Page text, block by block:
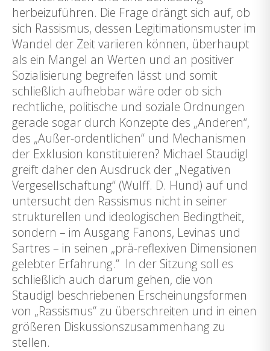
herbeizuführen. Die Frage drängt sich auf, ob
sich Rassismus, dessen Legitimationsmuster im
Wandel der Zeit variieren können, überhaupt
als ein Mangel an Werten und an positiver
Sozialisierung begreifen lässt und somit
schließlich aufhebbar wäre oder ob sich
rechtliche, politische und soziale Ordnungen
gerade sogar durch Konzepte des „Anderen“,
des „Außer-ordentlichen“ und Mechanismen
der Exklusion konstituieren? Michael Staudigl
greift daher den Ausdruck der „Negativen
Vergesellschaftung“ (Wulff. D. Hund) auf und
untersucht den Rassismus nicht in seiner
strukturellen und ideologischen Bedingtheit,
sondern – im Ausgang Fanons, Levinas und
Sartres – in seinen „prä-reflexiven Dimensionen
gelebter Erfahrung.“ In der Sitzung soll es
schließlich auch darum gehen, die von
Staudigl beschriebenen Erscheinungsformen
von „Rassismus“ zu überschreiten und in einen
größeren Diskussionszusammenhang zu
stellen.